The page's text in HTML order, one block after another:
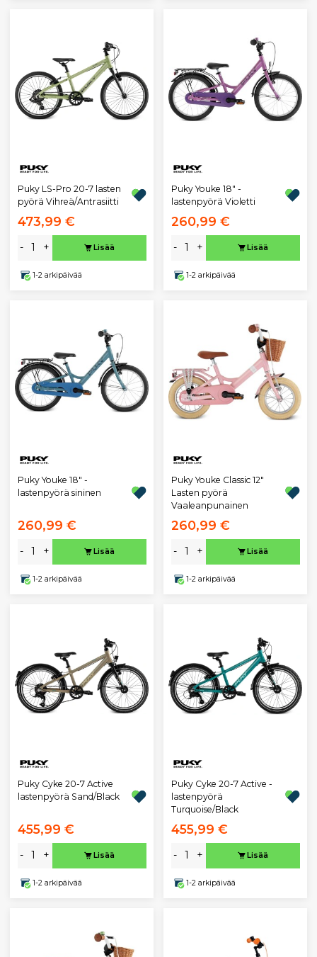
Puky LS-Pro 20-7 lasten
pyörä Vihreä/Antrasiitti
473,99 €
- + Lisää
1-2 arkipäivää
Puky Youke 18" -
lastenpyörä Violetti
260,99 €
- + Lisää
1-2 arkipäivää
Puky Youke 18" -
lastenpyörä sininen
260,99 €
- + Lisää
1-2 arkipäivää
Puky Youke Classic 12"
Lasten pyörä
Vaaleanpunainen
260,99 €
- + Lisää
1-2 arkipäivää
Puky Cyke 20-7 Active
lastenpyörä Sand/Black
455,99 €
- + Lisää
1-2 arkipäivää
Puky Cyke 20-7 Active -
lastenpyörä
Turquoise/Black
455,99 €
- + Lisää
1-2 arkipäivää